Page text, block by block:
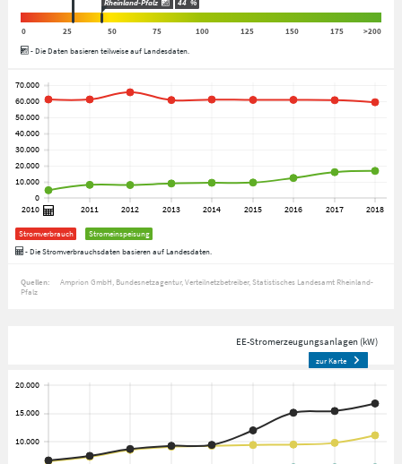
Rheinland-Pfalz 44 %
0 25 50 75 100 125 150 175
>200
- Die Daten basieren teilweise auf Landesdaten.
Stromverbrauch
Stromeinspeisung
- Die Stromverbrauchsdaten basieren auf Landesdaten.
Quellen: Amprion GmbH Bundesnetzagentur Verteilnetzbetreiber Statistisches Landesamt Rheinland-
Pfalz
EE-Stromerzeugungsanlagen (kW)
zur Karte